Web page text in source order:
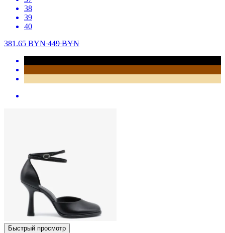
38
39
40
381.65 BYN449BYN
Быстрый просмотр